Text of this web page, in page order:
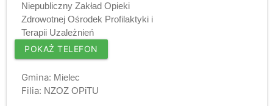
Niepubliczny Zakład Opieki
Zdrowotnej Ośrodek Profilaktyki i
Terapii Uzależnień
POKAŻ TELEFON
Gmina: Mielec
Filia: NZOZ OPiTU